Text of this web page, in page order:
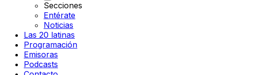
Secciones
Entérate
Noticias
Las 20 latinas
Programación
Emisoras
Podcasts